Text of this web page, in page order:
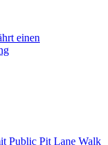
einen
Public Pit Lane Walk